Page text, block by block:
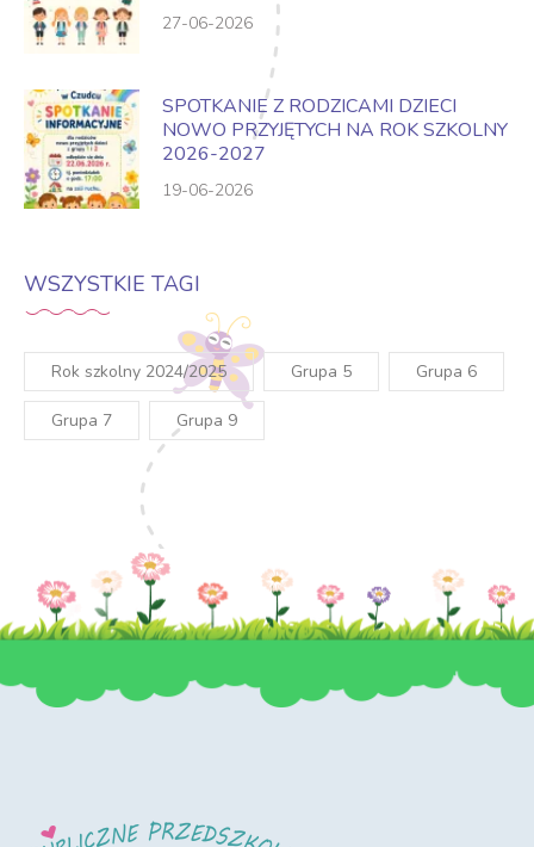
27-06-2026
SPOTKANIE Z RODZICAMI DZIECI
NOWO PRZYJĘTYCH NA ROK SZKOLNY
2026-2027
19-06-2026
WSZYSTKIE TAGI
Rok szkolny 2024/2025 Grupa 5 Grupa 6
Grupa 7 Grupa 9